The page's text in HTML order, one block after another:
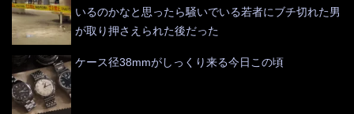
いるのかなと思ったら騒いでいる若者にブチ切れた男
が取り押さえられた後だった
ケース径38mmがしっくり来る今日この頃